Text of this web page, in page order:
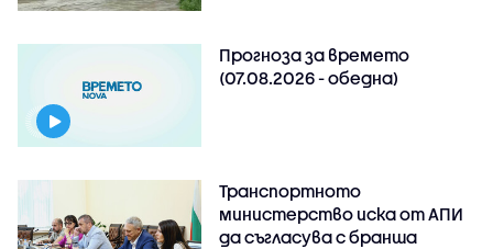
Прогноза за времето
(07.08.2026 - обедна)
Транспортното
министерство иска от АПИ
да съгласува с бранша